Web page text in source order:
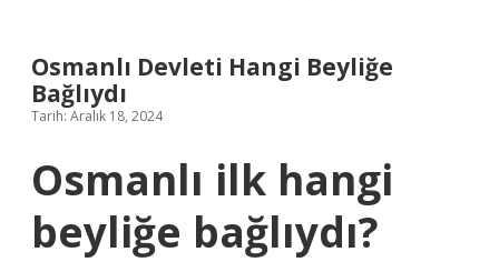
Osmanlı Devleti Hangi Beyliğe
Bağlıydı
Tarih: Aralık 18, 2024
Osmanlı ilk hangi
beyliğe bağlıydı?